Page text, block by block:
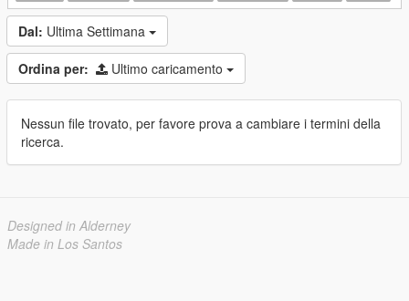
Dal: Ultima Settimana
Ordina per: Ultimo caricamento
Nessun file trovato, per favore prova a cambiare i termini della
ricerca.
Designed in Alderney
Made in Los Santos